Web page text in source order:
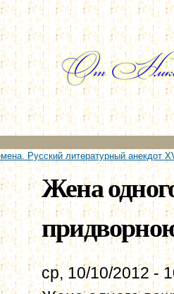
Русский литературный анекдот
Жена
ср, 10/10/2012 -